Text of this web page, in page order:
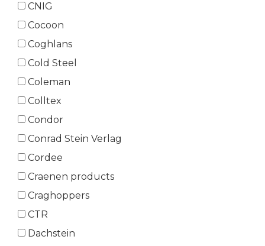
CNIG
Cocoon
Coghlans
Cold Steel
Coleman
Colltex
Condor
Conrad Stein Verlag
Cordee
Craenen products
Craghoppers
CTR
Dachstein